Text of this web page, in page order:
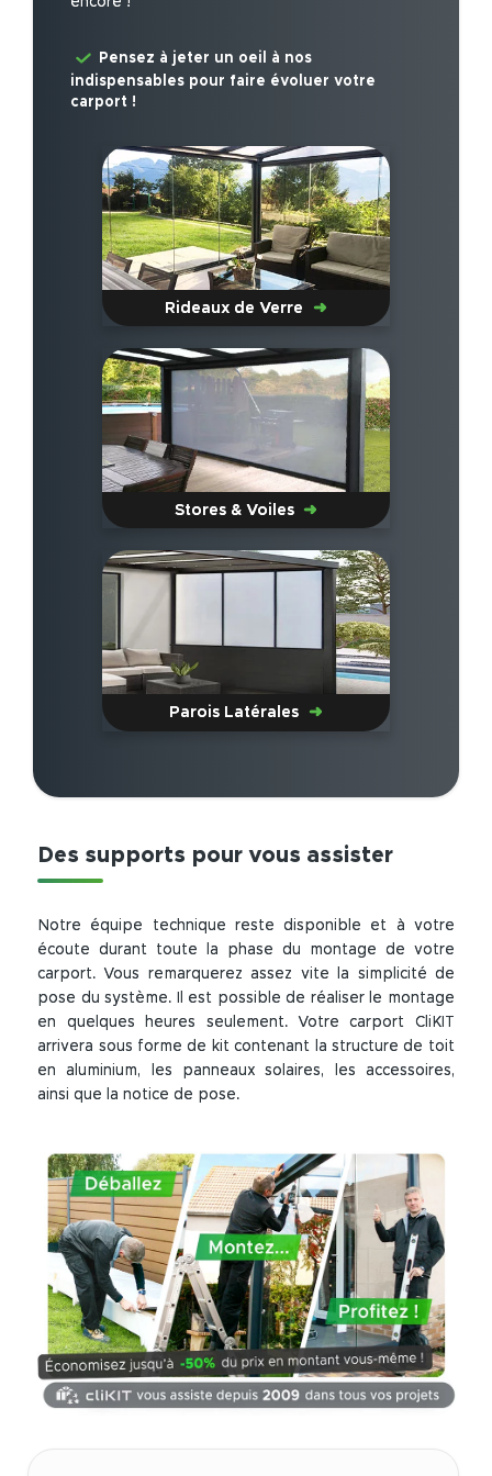
Pensez à jeter un oeil à nos
indispensables pour faire évoluer votre
carport !
Rideaux de Verre
Stores & Voiles
Parois Latérales
Des supports pour vous assister
Notre équipe technique reste disponible et à votre
écoute durant toute la phase du montage de votre
carport. Vous remarquerez assez vite la simplicité de
pose du système. Il est possible de réaliser le montage
en quelques heures seulement. Votre carport CliKIT
arrivera sous forme de kit contenant la structure de toit
en aluminium, les panneaux solaires, les accessoires,
ainsi que la notice de pose.